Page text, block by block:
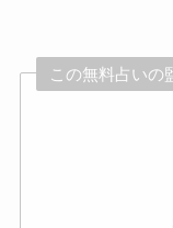
この無料占いの